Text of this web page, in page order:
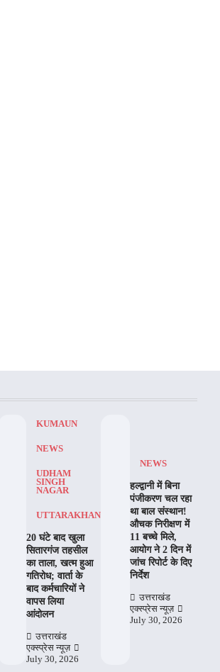
KUMAUN
NEWS
UDHAM
SINGH
NAGAR
UTTARAKHAND
20 घंटे बाद खुला
सितारगंज तहसील
का ताला, खत्म हुआ
गतिरोध; वार्ता के
बाद कर्मचारियों ने
वापस लिया
आंदोलन
उत्तराखंड
एक्स्प्रेस न्यूज़
July 30, 2026
NEWS
हल्द्वानी में बिना
पंजीकरण चल रहा
था बाल संस्थान!
औचक निरीक्षण में
11 बच्चे मिले,
आयोग ने 2 दिन में
जांच रिपोर्ट के दिए
निर्देश
उत्तराखंड
एक्स्प्रेस न्यूज़
July 30, 2026